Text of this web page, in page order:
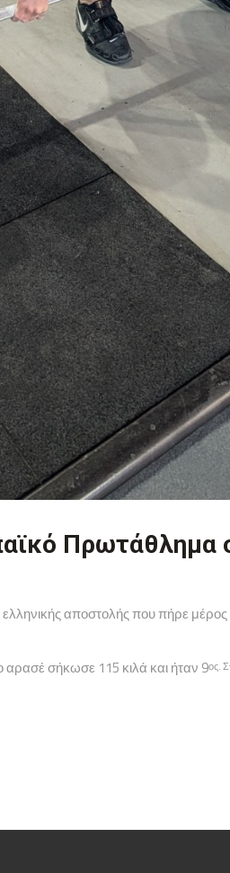
Πρωτάθλημα
αποστολής που πήρε
αρασέ σήκωσε 115 κιλά και ήταν 9ος. Σ